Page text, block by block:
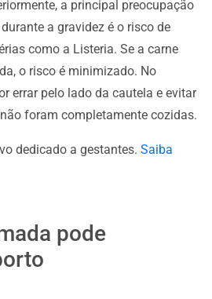
a principal preocupação
a gravidez é o risco de
como a Listeria. Se a carne
o risco é minimizado. No
errar pelo lado da cautela e evitar
foram completamente cozidas.
dedicado a gestantes. Saiba
pode